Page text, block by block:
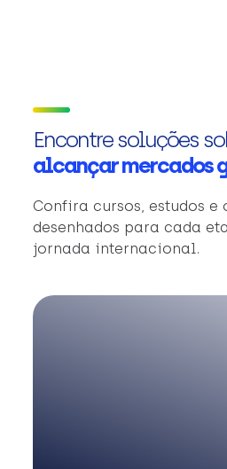
Encontre soluções
alcançar mercados
Confira cursos, estudos e
desenhados para cada
jornada internacional.